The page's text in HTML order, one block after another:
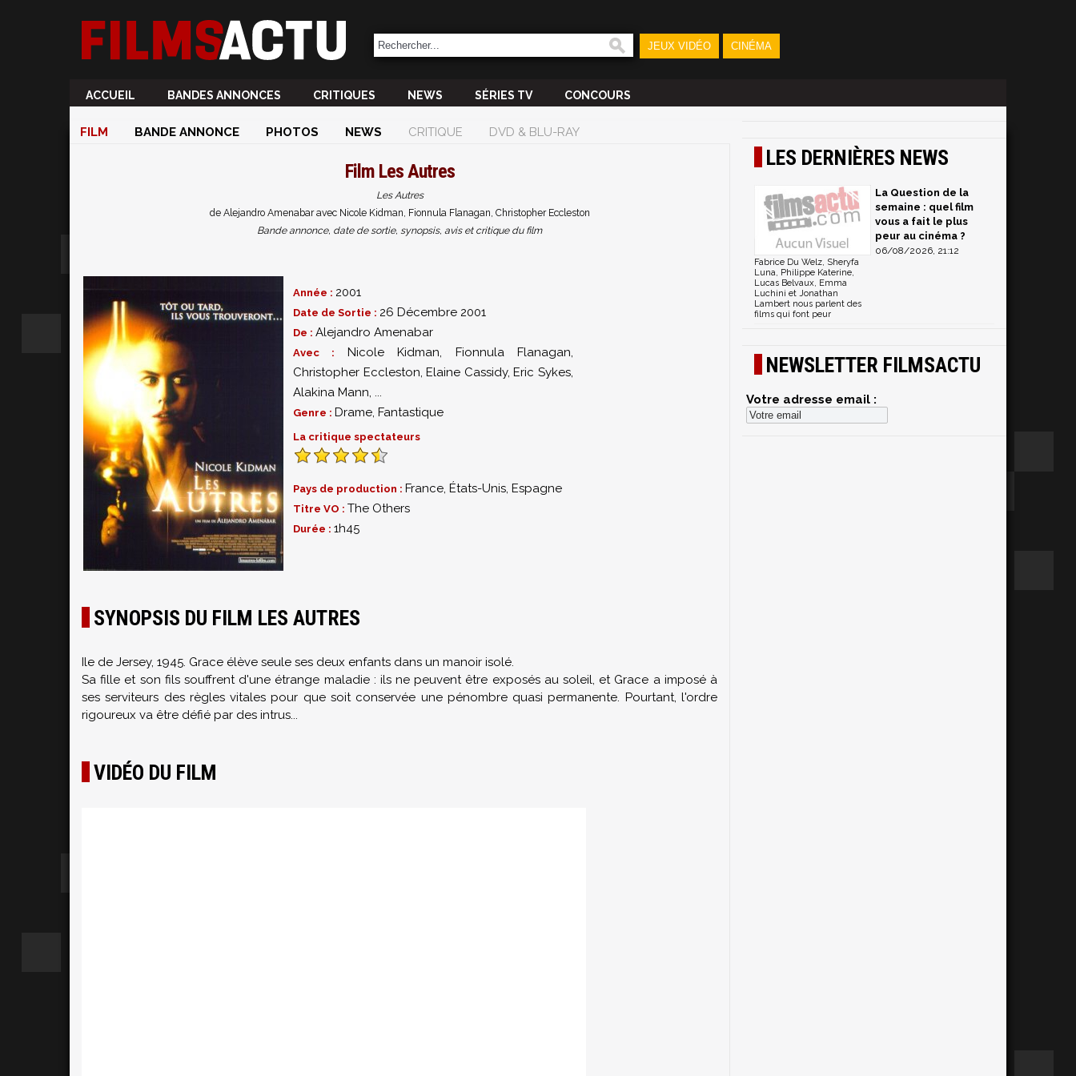
JEUX VIDÉO CINÉMA
ACCUEIL BANDES ANNONCES CRITIQUES NEWS SÉRIES TV CONCOURS
FILM BANDE ANNONCE PHOTOS NEWS CRITIQUE DVD & BLU-RAY
Film Les Autres
Les Autres
de Alejandro Amenabar avec Nicole Kidman, Fionnula Flanagan, Christopher Eccleston
Bande annonce, date de sortie, synopsis, avis et critique du film
Année : 2001
Date de Sortie : 26 Décembre 2001
De : Alejandro Amenabar
Avec : Nicole Kidman, Fionnula Flanagan,
Christopher Eccleston,Elaine Cassidy,Eric Sykes,
Alakina Mann, ...
Genre : Drame, Fantastique
La critique spectateurs
Pays de production : France, États-Unis, Espagne
Titre VO : The Others
Durée : 1h45
SYNOPSIS DU FILM LES AUTRES
Ile de Jersey, 1945. Grace élève seule ses deux enfants dans un manoir isolé.
Sa fille et son fils souffrent d'une étrange maladie : ils ne peuvent être exposés au soleil, et Grace a imposé à
ses serviteurs des règles vitales pour que soit conservée une pénombre quasi permanente. Pourtant, l'ordre
rigoureux va être défié par des intrus...
VIDÉO DU FILM
LES DERNIÈRES NEWS
La Question de la
semaine : quel film
vous a fait le plus
peur au cinéma ?
06/08/2026, 21:12
Fabrice Du Welz, Sheryfa
Luna, Philippe Katerine,
Lucas Belvaux, Emma
Luchini et Jonathan
Lambert nous parlent des
films qui font peur
NEWSLETTER FILMSACTU
Votre adresse email :